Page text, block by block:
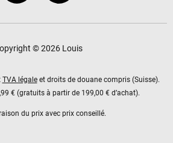
© 2026 Louis
TVA légaleet droits de douane compris (Suisse).
€ (gratuits à partir de 199,00 € d’achat).
du prix avec prix conseillé.